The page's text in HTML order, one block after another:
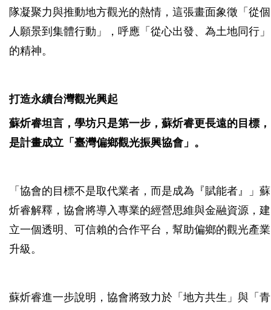
隊凝聚力與推動地方觀光的熱情，這張畫面象徵「從個
人願景到集體行動」，呼應「從心出發、為土地同行」
的精神。
打造永續台灣觀光興起
蘇炘睿坦言，學坊只是第一步，蘇炘睿更長遠的目標，
是計畫成立「臺灣偏鄉觀光振興協會」。
「協會的目標不是取代業者，而是成為『賦能者』」蘇
炘睿解釋，協會將導入專業的經營思維與金融資源，建
立一個透明、可信賴的合作平台，幫助偏鄉的觀光產業
升級。
蘇炘睿進一步說明，協會將致力於「地方共生」與「青